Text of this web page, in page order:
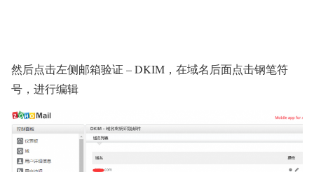
然后点击左侧邮箱验证 – DKIM，在域名后面点击钢笔符
号，进行编辑